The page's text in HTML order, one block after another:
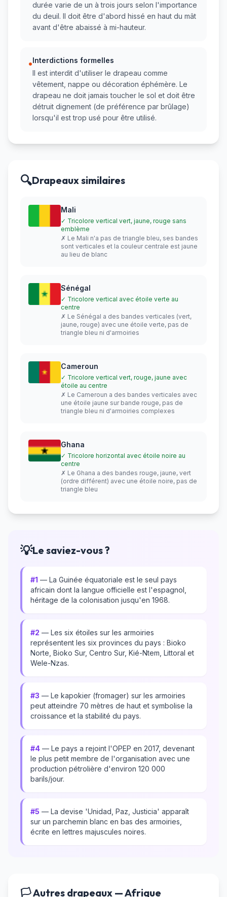
durée varie de un à trois jours selon l'importance
du deuil. Il doit être d'abord hissé en haut du mât
avant d'être abaissé à mi-hauteur.
•Interdictions formelles
Il est interdit d'utiliser le drapeau comme
vêtement, nappe ou décoration éphémère. Le
drapeau ne doit jamais toucher le sol et doit être
détruit dignement (de préférence par brûlage)
lorsqu'il est trop usé pour être utilisé.
🔍Drapeaux similaires
Mali
✓ Tricolore vertical vert, jaune, rouge sans
emblème
✗ Le Mali n'a pas de triangle bleu, ses bandes
sont verticales et la couleur centrale est jaune
au lieu de blanc
Sénégal
✓ Tricolore vertical avec étoile verte au
centre
✗ Le Sénégal a des bandes verticales (vert,
jaune, rouge) avec une étoile verte, pas de
triangle bleu ni d'armoiries
Cameroun
✓ Tricolore vertical vert, rouge, jaune avec
étoile au centre
✗ Le Cameroun a des bandes verticales avec
une étoile jaune sur bande rouge, pas de
triangle bleu ni d'armoiries complexes
Ghana
✓ Tricolore horizontal avec étoile noire au
centre
✗ Le Ghana a des bandes rouge, jaune, vert
(ordre différent) avec une étoile noire, pas de
triangle bleu
💡Le saviez-vous ?
#1 — La Guinée équatoriale est le seul pays
africain dont la langue officielle est l'espagnol,
héritage de la colonisation jusqu'en 1968.
#2 — Les six étoiles sur les armoiries
représentent les six provinces du pays : Bioko
Norte, Bioko Sur, Centro Sur, Kié-Ntem, Littoral et
Wele-Nzas.
#3 — Le kapokier (fromager) sur les armoiries
peut atteindre 70 mètres de haut et symbolise la
croissance et la stabilité du pays.
#4 — Le pays a rejoint l'OPEP en 2017, devenant
le plus petit membre de l'organisation avec une
production pétrolière d'environ 120 000
barils/jour.
#5 — La devise 'Unidad, Paz, Justicia' apparaît
sur un parchemin blanc en bas des armoiries,
écrite en lettres majuscules noires.
🏳️ Autres drapeaux — Afrique